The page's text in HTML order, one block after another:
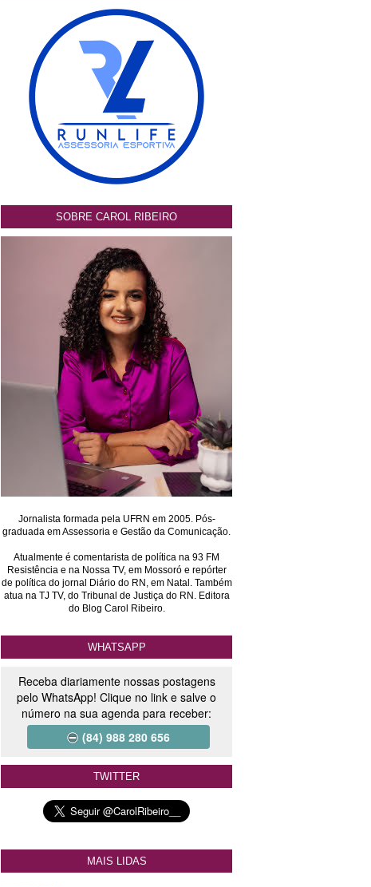
SOBRE CAROL RIBEIRO
Jornalista formada pela UFRN em 2005. Pós-
graduada em Assessoria e Gestão da Comunicação.
Atualmente é comentarista de política na 93 FM
Resistência e na Nossa TV, em Mossoró e repórter
de política do jornal Diário do RN, em Natal. Também
atua na TJ TV, do Tribunal de Justiça do RN. Editora
do Blog Carol Ribeiro.
WHATSAPP
Receba diariamente nossas postagens
pelo WhatsApp! Clique no link e salve o
número na sua agenda para receber:
(84) 988 280 656
TWITTER
MAIS LIDAS